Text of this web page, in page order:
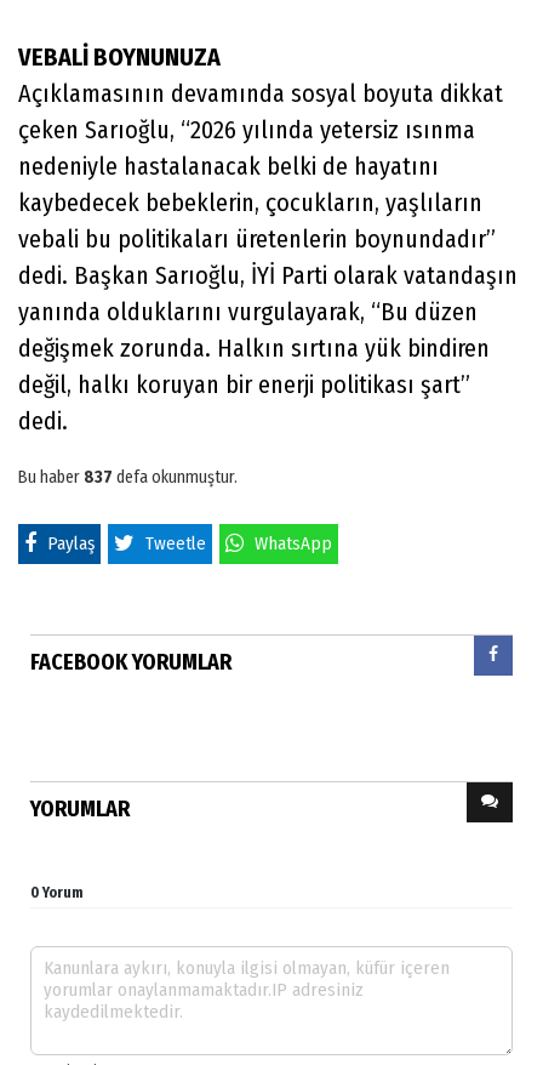
VEBALİ BOYNUNUZA
Açıklamasının devamında sosyal boyuta dikkat
çeken Sarıoğlu, “2026 yılında yetersiz ısınma
nedeniyle hastalanacak belki de hayatını
kaybedecek bebeklerin, çocukların, yaşlıların
vebali bu politikaları üretenlerin boynundadır”
dedi. Başkan Sarıoğlu, İYİ Parti olarak vatandaşın
yanında olduklarını vurgulayarak, “Bu düzen
değişmek zorunda. Halkın sırtına yük bindiren
değil, halkı koruyan bir enerji politikası şart”
dedi.
Bu haber 837 defa okunmuştur.
Paylaş Tweetle WhatsApp
FACEBOOK YORUMLAR
YORUMLAR
0 Yorum